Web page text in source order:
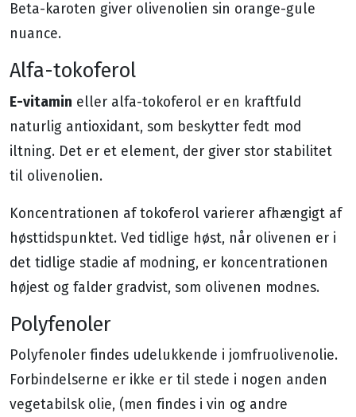
Beta-karoten giver olivenolien sin orange-gule
nuance.
Alfa-tokoferol
E-vitamin eller alfa-tokoferol er en kraftfuld
naturlig antioxidant, som beskytter fedt mod
iltning. Det er et element, der giver stor stabilitet
til olivenolien.
Koncentrationen af tokoferol varierer afhængigt af
høsttidspunktet. Ved tidlige høst, når olivenen er i
det tidlige stadie af modning, er koncentrationen
højest og falder gradvist, som olivenen modnes.
Polyfenoler
Polyfenoler findes udelukkende i jomfruolivenolie.
Forbindelserne er ikke er til stede i nogen anden
vegetabilsk olie, (men findes i vin og andre